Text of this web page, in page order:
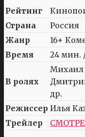
Рейтинг
Страна
Россия
Жанр
16+
Время
24 мин.
В ролях
Михаил
др.
Режиссер Илья
Трейлер